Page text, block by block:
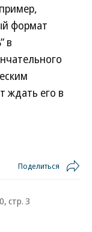
формат
в
ждать его в
Поделиться
стр. 3